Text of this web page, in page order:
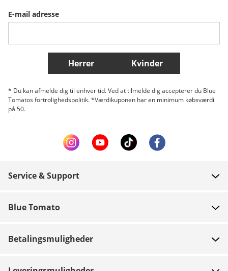
Belgique (Français) Danmark Norge
Flere lande
E-mail adresse
Herrer Kvinder
* Du kan afmelde dig til enhver tid. Ved at tilmelde dig accepterer du Blue
Tomatos fortrolighedspolitik. *Værdikuponen har en minimum købsværdi
på 50.
Service & Support
Betaling
Retur
Blue Tomato
Betalingsmuligheder